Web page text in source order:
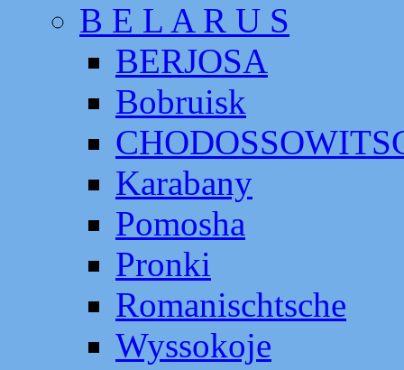
B E L A R U S
BERJOSA
Bobruisk
Karabany
Pomosha
Pronki
Romanischtsche
Wyssokoje